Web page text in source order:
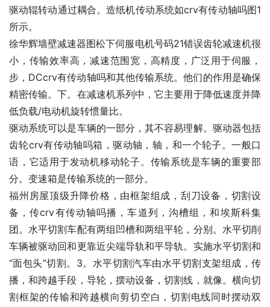
驱动辊转动通过耦合。造纸机传动系统如crv有传动轴吗图1
所示。
徐华辉墙壁减速器图松下伺服电机号码21错误齿轮减速机很
小，传输效率高，减速范围宽，高精度，广泛用于伺服，
步，DCcrv有传动轴吗和其他传输系统。他们的作用是确保
精密传输。下。在减速机系列中，它主要用于降低速度并降
低负载/电动机旋转惯量比。
驱动系统可以是车辆的一部分，其不容易理解。驱动器包括
齿轮crv有传动轴吗箱，驱动轴，轴，和一个轮子。一般口
语，它适用于发动机移动轮子。传输系统是车辆的重要部
分。变速箱是传输系统的一部分。
福州房屋顶级升降价格，由框架组成，刮刀设备，切割设
备，传crv有传动轴吗播，车道列，沟槽组，和埃斯科集
团。水平切割车配有两组凹槽和两组平轮，分别。水平切削
车辆被驱动回和更靠近尖端导轨和平导轨。实施水平切割和
“面包头”切割。3。水平切割汽车由水平切割支架组成，传
播，和跨越手段，导轮，摆动设备，切割线，就像。横向切
割框架的传输和跨越横向剪切空白，切割电线同时摆动双